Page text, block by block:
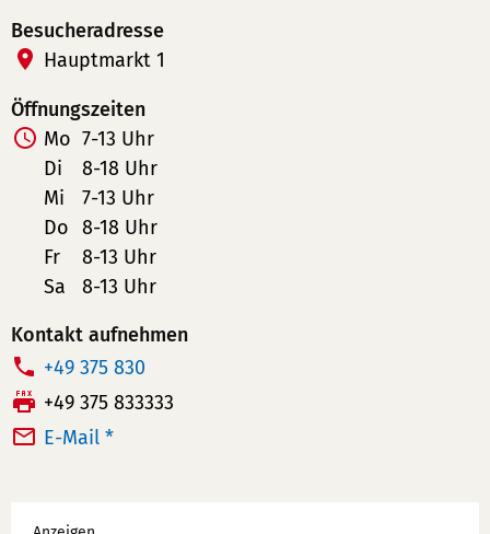
Besucheradresse
Hauptmarkt 1
Öffnungszeiten
Mo 7-13 Uhr
Di
8-18 Uhr
Mi
7-13 Uhr
Do 8-18 Uhr
Fr
8-13 Uhr
Sa
8-13 Uhr
Kontakt aufnehmen
T
e
l
+49 375 830
F
a
+49 375 833333
E-Mail *
Werbung